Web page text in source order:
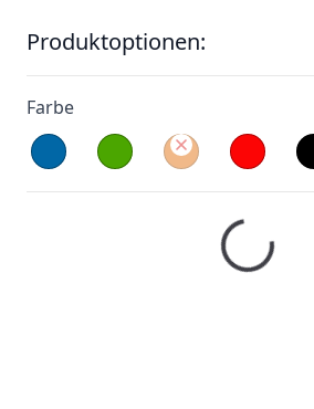
Produktoptionen:
Farbe